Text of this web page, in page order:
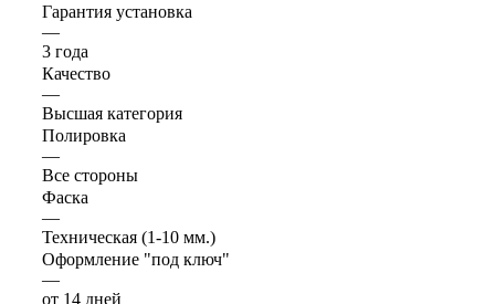
Гарантия установка
—
3 года
Качество
—
Высшая категория
Полировка
—
Все стороны
Фаска
—
Техническая (1-10 мм.)
Оформление "под ключ"
—
от 14 дней